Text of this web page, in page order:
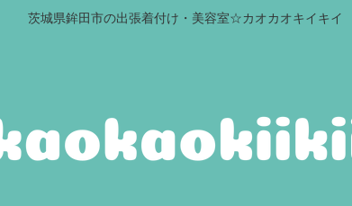
茨城県鉾田市の出張着付け・美容室☆カオカオキイキイ